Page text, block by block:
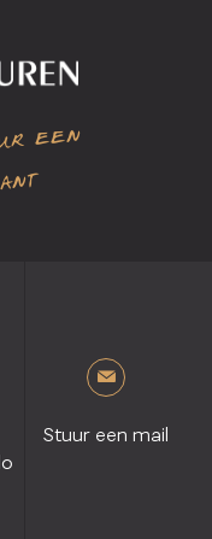
een
Stuur een mail